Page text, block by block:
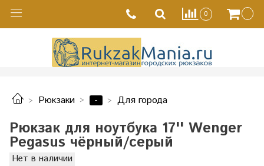
0
Рюкзаки - Для города
Рюкзак для ноутбука 17'' Wenger
Pegasus чёрный/серый
Нет в наличии